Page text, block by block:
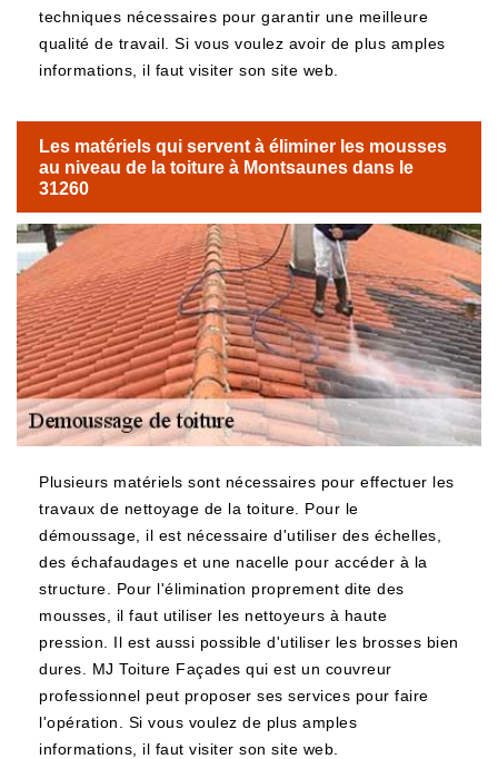
techniques nécessaires pour garantir une meilleure
qualité de travail. Si vous voulez avoir de plus amples
informations, il faut visiter son site web.
Les matériels qui servent à éliminer les mousses
au niveau de la toiture à Montsaunes dans le
31260
Plusieurs matériels sont nécessaires pour effectuer les
travaux de nettoyage de la toiture. Pour le
démoussage, il est nécessaire d'utiliser des échelles,
des échafaudages et une nacelle pour accéder à la
structure. Pour l'élimination proprement dite des
mousses, il faut utiliser les nettoyeurs à haute
pression. Il est aussi possible d'utiliser les brosses bien
dures. MJ Toiture Façades qui est un couvreur
professionnel peut proposer ses services pour faire
l'opération. Si vous voulez de plus amples
informations, il faut visiter son site web.